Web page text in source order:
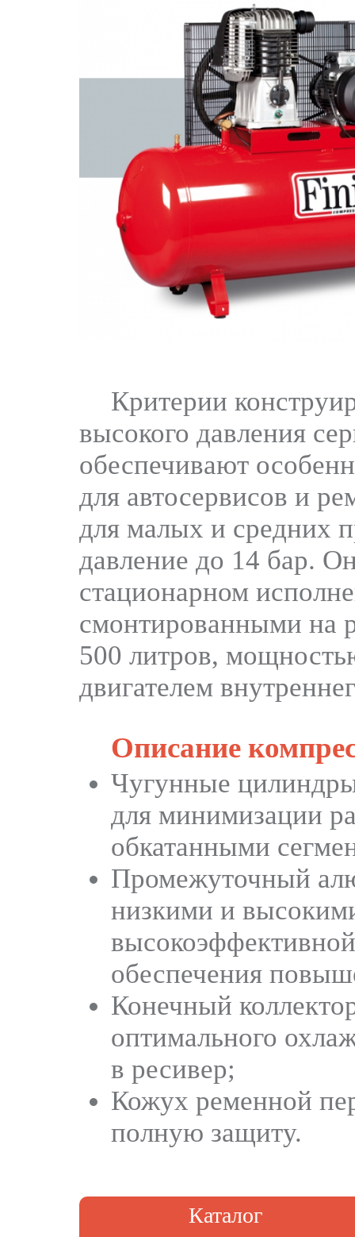
Критерии
высокого давления
обеспечивают
для автосервисов и
для малых и средних
давление до 14 бар.
стационарном
смонтированными на
500 литров,
двигателем
Описание
Чугунные
для минимизации
обкатанными
Промежуточный
низкими и
обеспечения
Конечный
оптимального
в ресивер;
Кожух ременной
полную защиту.
Каталог